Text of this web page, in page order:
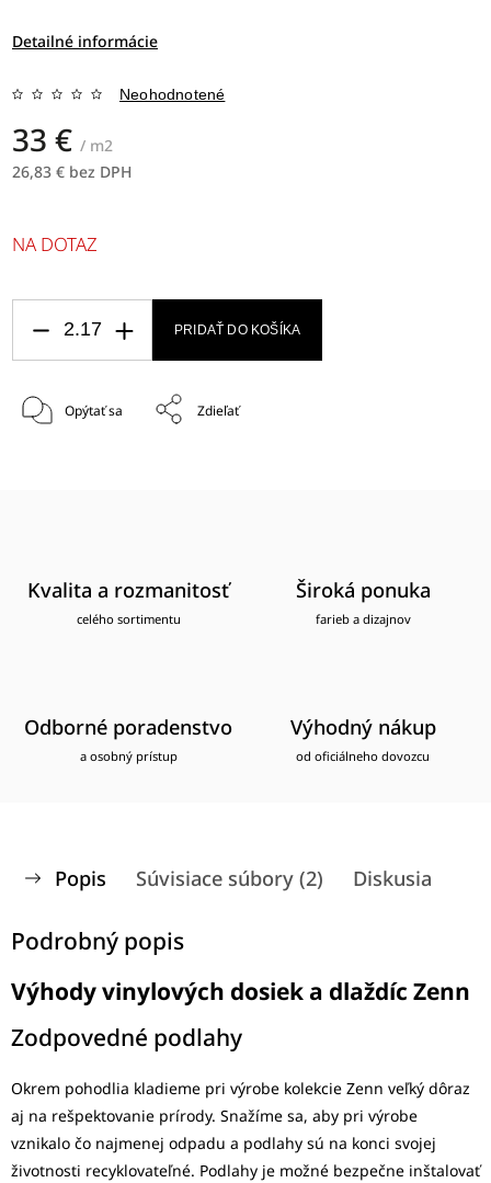
Detailné informácie
Neohodnotené
33 € / m2
26,83 € bez DPH
NA DOTAZ
PRIDAŤ DO KOŠÍKA
Opýtať sa Zdieľať
Kvalita a rozmanitosť
celého sortimentu
Široká ponuka
farieb a dizajnov
Odborné poradenstvo
a osobný prístup
Výhodný nákup
od oficiálneho dovozcu
Popis Súvisiace súbory (2) Diskusia
Podrobný popis
Výhody vinylových dosiek a dlaždíc Zenn
Zodpovedné podlahy
Okrem pohodlia kladieme pri výrobe kolekcie Zenn veľký dôraz
aj na rešpektovanie prírody. Snažíme sa, aby pri výrobe
vznikalo čo najmenej odpadu a podlahy sú na konci svojej
životnosti recyklovateľné. Podlahy je možné bezpečne inštalovať